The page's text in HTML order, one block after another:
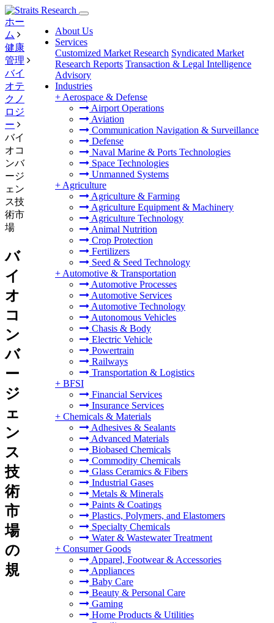
About Us
Services
Customized Market Research Syndicated Market
Research Reports Transaction & Legal Intelligence
Advisory
Industries
+ Aerospace & Defense
Airport Operations
Aviation
Communication Navigation & Surveillance
Defense
Naval Marine & Ports Technologies
Space Technologies
Unmanned Systems
+ Agriculture
Agriculture & Farming
Agriculture Equipment & Machinery
Agriculture Technology
Animal Nutrition
Crop Protection
Fertilizers
Seed & Seed Technology
+ Automotive & Transportation
Automotive Processes
Automotive Services
Automotive Technology
Autonomous Vehicles
Chasis & Body
Electric Vehicle
Powertrain
Railways
Transportation & Logistics
+ BFSI
Financial Services
Insurance Services
+ Chemicals & Materials
Adhesives & Sealants
Advanced Materials
Biobased Chemicals
Commodity Chemicals
Glass Ceramics & Fibers
Industrial Gases
Metals & Minerals
Paints & Coatings
Plastics, Polymers, and Elastomers
Specialty Chemicals
Water & Wastewater Treatment
+ Consumer Goods
Apparel, Footwear & Accessories
Appliances
Baby Care
Beauty & Personal Care
Gaming
Home Products & Utilities
ホー
ム
健康
管理
バイ
オテ
クノ
ロジ
ー
バイ
オコ
ンバ
ージ
ェン
ス技
術市
場
バ
イ
オ
コ
ン
バ
ー
ジ
ェ
ン
ス
技
術
市
場
の
規